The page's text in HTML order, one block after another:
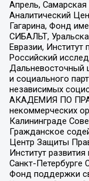
Апрель,
Аналитический
Гагарина, Фонд
СИБАЛЬТ,
Евразии, Институт
Российский
Дальневосточный
и социального
независимых
АКАДЕМИЯ ПО
некоммерческих
Калининграде
Гражданское
Центр Защиты
Институт
Санкт-Петербурге
Фонд поддержки